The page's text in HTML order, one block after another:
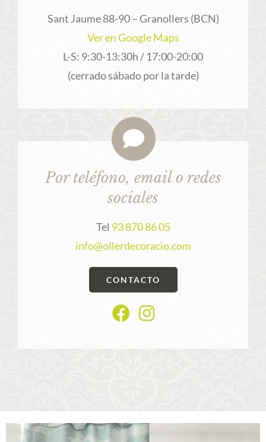
Sant Jaume 88-90 – Granollers (BCN)
Ver en Google Maps
L-S: 9:30-13:30h / 17:00-20:00
(cerrado sábado por la tarde)
Por teléfono, email o redes
sociales
Tel 93 870 86 05
info@ollerdecoracio.com
CONTACTO